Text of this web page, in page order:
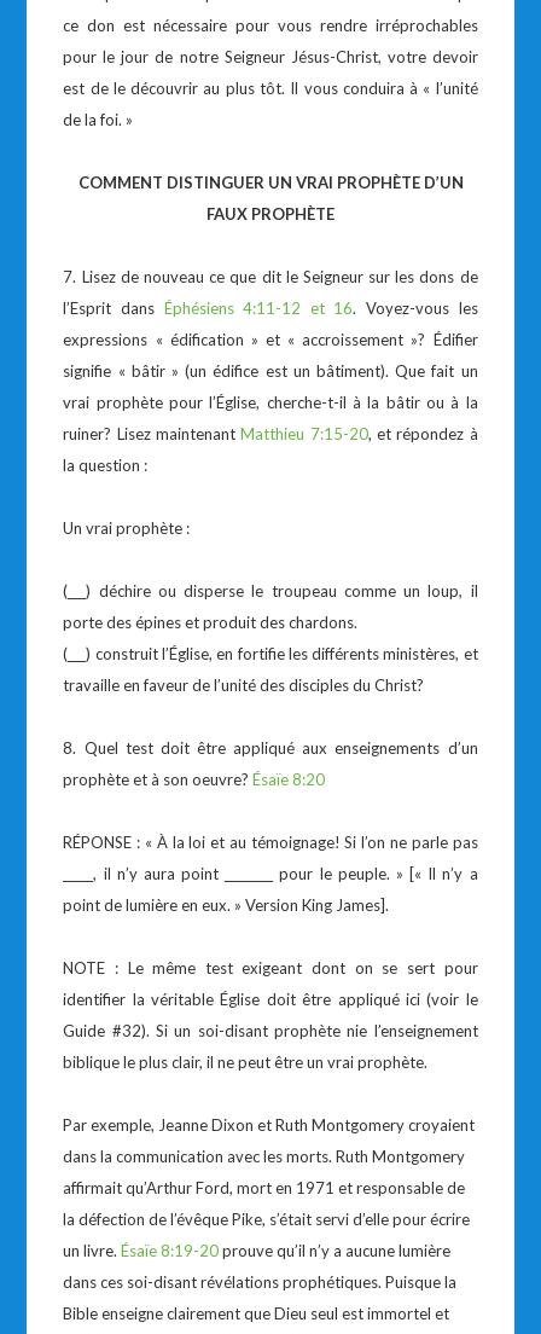
ce don est nécessaire pour vous rendre irréprochables
pour le jour de notre Seigneur Jésus-Christ, votre devoir
est de le découvrir au plus tôt. Il vous conduira à « l’unité
de la foi. »
COMMENT DISTINGUER UN VRAI PROPHÈTE D’UN
FAUX PROPHÈTE
7. Lisez de nouveau ce que dit le Seigneur sur les dons de
l’Esprit dans Éphésiens 4:11-12 et 16. Voyez-vous les
expressions « édification » et « accroissement »? Édifier
signifie « bâtir » (un édifice est un bâtiment). Que fait un
vrai prophète pour l’Église, cherche-t-il à la bâtir ou à la
ruiner? Lisez maintenantMatthieu 7:15-20, et répondez à
la question :
Un vrai prophète :
(___) déchire ou disperse le troupeau comme un loup, il
porte des épines et produit des chardons.
(___) construit l’Église, en fortifie les différents ministères, et
travaille en faveur de l’unité des disciples du Christ?
8. Quel test doit être appliqué aux enseignements d’un
prophète et à son oeuvre?Ésaïe 8:20
RÉPONSE : « À la loi et au témoignage! Si l’on ne parle pas
_____, il n’y aura point ________ pour le peuple. » [« Il n’y a
point de lumière en eux. » Version King James].
NOTE : Le même test exigeant dont on se sert pour
identifier la véritable Église doit être appliqué ici (voir le
Guide #32). Si un soi-disant prophète nie l’enseignement
biblique le plus clair, il ne peut être un vrai prophète.
Par exemple, Jeanne Dixon et Ruth Montgomery croyaient
dans la communication avec les morts. Ruth Montgomery
affirmait qu’Arthur Ford, mort en 1971 et responsable de
la défection de l’évêque Pike, s’était servi d’elle pour écrire
un livre.Ésaïe 8:19-20prouve qu’il n’y a aucune lumière
dans ces soi-disant révélations prophétiques. Puisque la
Bible enseigne clairement que Dieu seul est immortel et